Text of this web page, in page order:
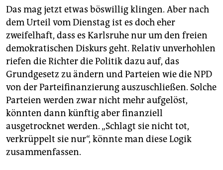
Das mag jetzt etwas böswillig klingen. Aber nach
dem Urteil vom Dienstag ist es doch eher
zweifelhaft, dass es Karlsruhe nur um den freien
demokratischen Diskurs geht. Relativ unverhohlen
riefen die Richter die Politik dazu auf, das
Grundgesetz zu ändern und Parteien wie die NPD
von der Parteifinanzierung auszuschließen. Solche
Parteien werden zwar nicht mehr aufgelöst,
könnten dann künftig aber finanziell
ausgetrocknet werden. „Schlagt sie nicht tot,
verkrüppelt sie nur“, könnte man diese Logik
zusammenfassen.